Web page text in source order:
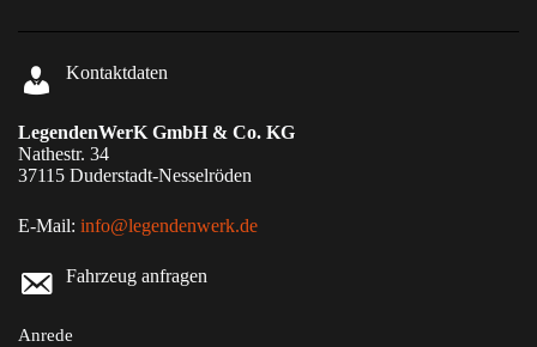
Kontaktdaten
LegendenWerK GmbH & Co. KG
Nathestr. 34
37115 Duderstadt-Nesselröden
E-Mail: info@legendenwerk.de
Fahrzeug anfragen
Anrede